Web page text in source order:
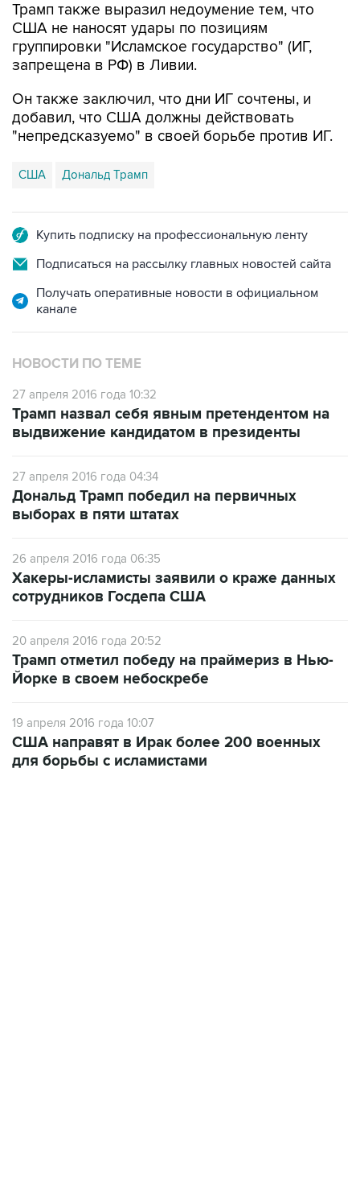
Трамп также выразил недоумение тем, что
США не наносят удары по позициям
группировки "Исламское государство" (ИГ,
запрещена в РФ) в Ливии.
Он также заключил, что дни ИГ сочтены, и
добавил, что США должны действовать
"непредсказуемо" в своей борьбе против ИГ.
США Дональд Трамп
Купить подписку на профессиональную ленту
Подписаться на рассылку главных новостей сайта
Получать оперативные новости в официальном
канале
НОВОСТИ ПО ТЕМЕ
27 апреля 2016 года 10:32
Трамп назвал себя явным претендентом на
выдвижение кандидатом в президенты
27 апреля 2016 года 04:34
Дональд Трамп победил на первичных
выборах в пяти штатах
26 апреля 2016 года 06:35
Хакеры-исламисты заявили о краже данных
сотрудников Госдепа США
20 апреля 2016 года 20:52
Трамп отметил победу на праймериз в Нью-
Йорке в своем небоскребе
19 апреля 2016 года 10:07
США направят в Ирак более 200 военных
для борьбы с исламистами